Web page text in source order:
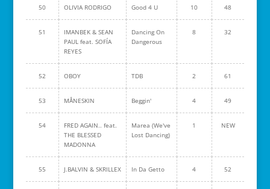
50 OLIVIA RODRIGO Good 4 U 10 48
51
IMANBEK & SEAN
PAUL feat. SOFÍA
REYES
Dancing On
Dangerous
8 32
52 OBOY TDB 2 61
53 MÅNESKIN Beggin' 4 49
54
FRED AGAIN.. feat.
THE BLESSED
MADONNA
Marea (We've
Lost Dancing)
1 NEW
55 J.BALVIN & SKRILLEX In Da Getto 4 52